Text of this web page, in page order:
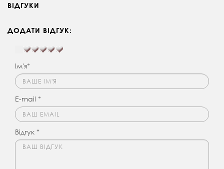
ВІДГУКИ
ДОДАТИ ВІДГУК:
Ім'я*
E-mail *
Відгук *